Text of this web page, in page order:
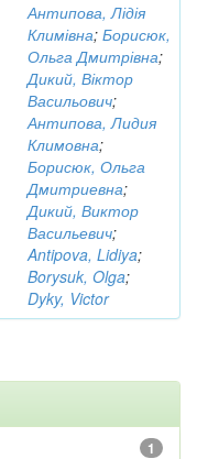
Антипова, Лідія
Климівна; Борисюк,
Ольга Дмитрівна;
Дикий, Віктор
Васильович;
Антипова, Лидия
Климовна;
Борисюк, Ольга
Дмитриевна;
Дикий, Виктор
Васильевич;
Antipova, Lidiya;
Borysuk, Olga;
Dyky, Victor
1